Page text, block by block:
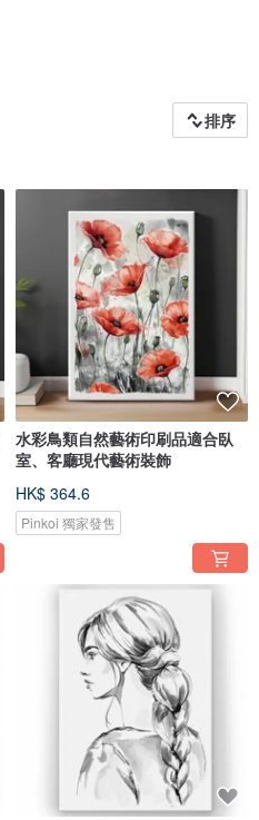
排序
水彩鳥類自然藝術印刷品適合臥
室、客廳現代藝術裝飾
HK$ 364.6
Pinkoi 獨家發售